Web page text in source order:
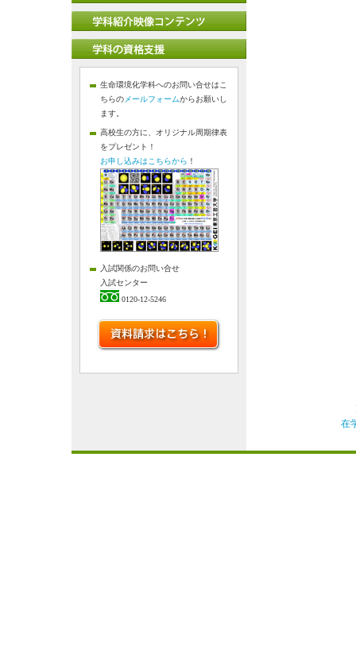
生命環境化学科へのお問い合せはこ
ちらの メールフォームからお願いし
ます。
高校生の方に、オリジナル周期律表
をプレゼント！
お申し込みはこちらから ！
入試関係のお問い合せ
入試センター
0120-12-5246
在